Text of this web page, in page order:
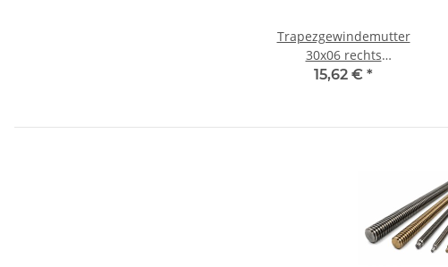
Trapezgewindemutter
30x06 rechts
Automatenstahl rund
15,62 € *